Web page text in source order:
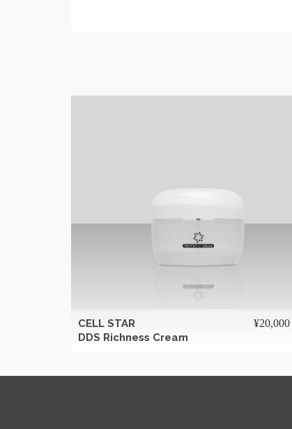
CELL STAR
DDS Richness Cream
¥20,000
続きを読む